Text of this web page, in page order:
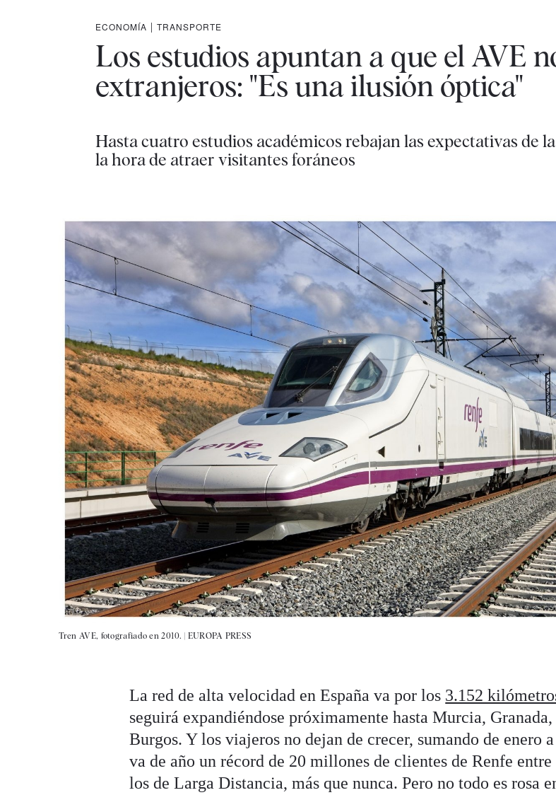
ECONOMÍA | TRANSPORTE
Los estudios apuntan a que el AVE
extranjeros: "Es una ilusión óptica"
Hasta cuatro estudios académicos rebajan las expectativas de
la hora de atraer visitantes foráneos
Tren AVE, fotografiado en 2010. | EUROPA PRESS
La red de alta velocidad en España va por los 3.152
seguirá expandiéndose próximamente hasta Murcia, Granada,
Burgos. Y los viajeros no dejan de crecer, sumando de enero
va de año un récord de 20 millones de clientes de Renfe
los de Larga Distancia, más que nunca. Pero no todo es rosa